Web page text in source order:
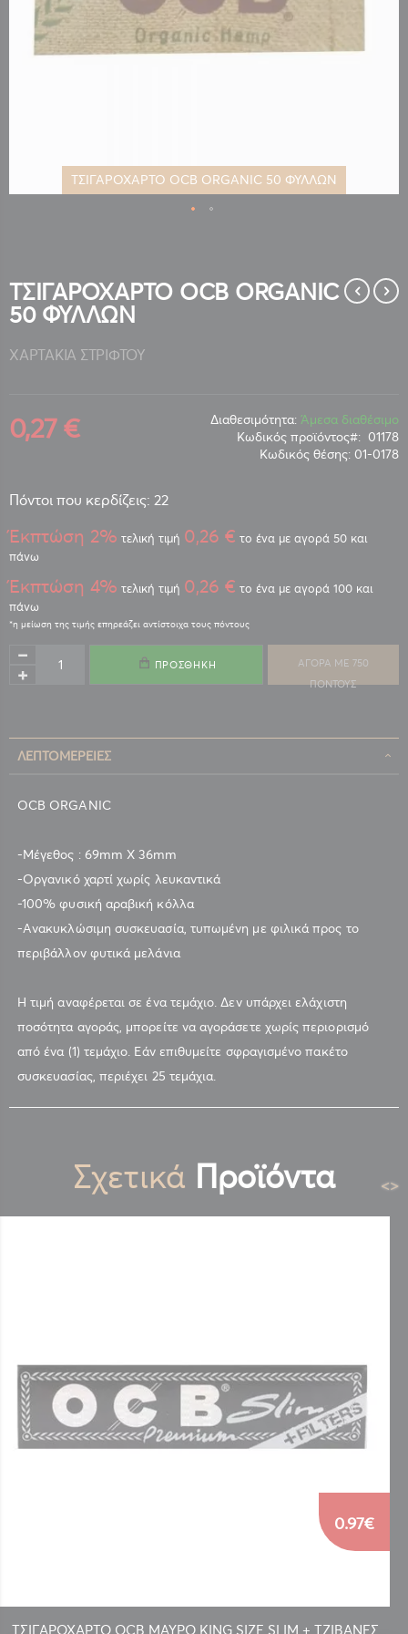
ΤΣΙΓΑΡΟΧΑΡΤΟ OCB ORGANIC 50 ΦΥΛΛΩΝ
της
συλλογής
εικόνων
ΤΣΙΓΑΡΟΧΑΡΤΟ OCB ORGANIC
50 ΦΥΛΛΩΝ
ΧΑΡΤΑΚΙΑ ΣΤΡΙΦΤΟΥ
0,27 € Διαθεσιμότητα: Άμεσα διαθέσιμο
Κωδικός προϊόντος
01178
Κωδικός θέσης: 01-0178
Πόντοι που κερδίζεις: 22
Έκπτώση 2% τελική τιμή 0,26 € το ένα με αγορά 50 και
πάνω
Έκπτώση 4% τελική τιμή 0,26 € το ένα με αγορά 100 και
πάνω
ΠΡΟΣΘΉΚΗ
ΑΓΟΡΑ ΜΕ 750
ΠΟΝΤΟΥΣ
ΛΕΠΤΟΜΈΡΕΙΕΣ
OCB ORGANIC
-Μέγεθος : 69mm X 36mm
-Οργανικό χαρτί χωρίς λευκαντικά
-100% φυσική αραβική κόλλα
-Ανακυκλώσιμη συσκευασία, τυπωμένη με φιλικά προς το
περιβάλλον φυτικά μελάνια
Η τιμή αναφέρεται σε ένα τεμάχιο. Δεν υπάρχει ελάχιστη
ποσότητα αγοράς, μπορείτε να αγοράσετε χωρίς περιορισμό
από ένα (1) τεμάχιο. Εάν επιθυμείτε σφραγισμένο πακέτο
συσκευασίας, περιέχει 25 τεμάχια.
Σχετικά Προϊόντα
ΤΣΙΓΑΡΟΧΑΡΤΟ OCB ΜΑΥΡΟ KING SIZE SLIM + ΤΖΙΒΑΝΕΣ
0.97€
<>